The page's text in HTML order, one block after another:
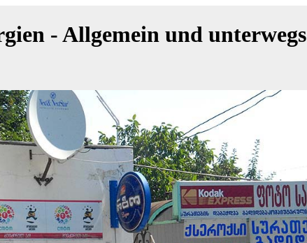
- Allgemein und unterwegs